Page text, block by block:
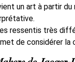
un art à partir
ressentis très
de considérer la